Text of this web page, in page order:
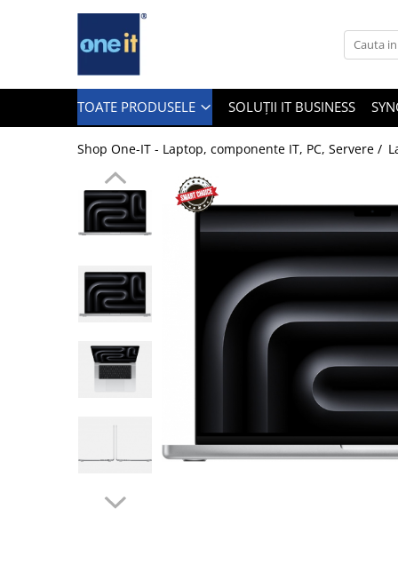
Toate Produsele
Laptop / Notebook
Notebook Consumer
Accesorii Laptop
Componente Laptop
Tablete & accesorii
Smart Watch
Ochelari Smart
Smartphone IPhone
TOATE PRODUSELE SOLUȚII IT BUSINESS
Shop One-IT - Laptop, componente IT, PC, Servere /